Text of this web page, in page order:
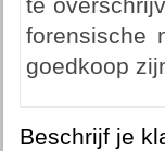
te
forensische
goedkoop
Beschrijf je